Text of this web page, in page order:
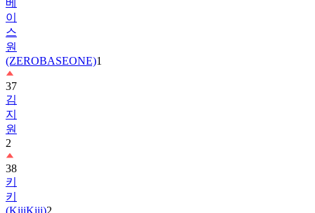
스
원
(ZEROBASEONE)
37
김
지
원
2
38
키
키
(KiiiKiii)
39